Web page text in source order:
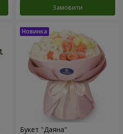
Замовити
Букет "Даяна"